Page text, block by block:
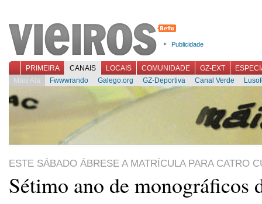
Publicidade
PRIMEIRA CANAIS LOCAIS COMUNIDADE GZ-EXT
Máis Alá
Fwwwrando Galego.org GZ-Deportiva Canal Verde
ESTE SÁBADO ÁBRESE A MATRÍCULA PARA CATRO
Sétimo ano de monográficos